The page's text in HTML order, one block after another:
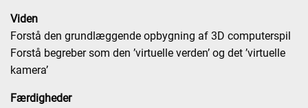
Viden
Forstå den grundlæggende opbygning af 3D computerspil
Forstå begreber som den ’virtuelle verden’ og det ’virtuelle
kamera’
Færdigheder